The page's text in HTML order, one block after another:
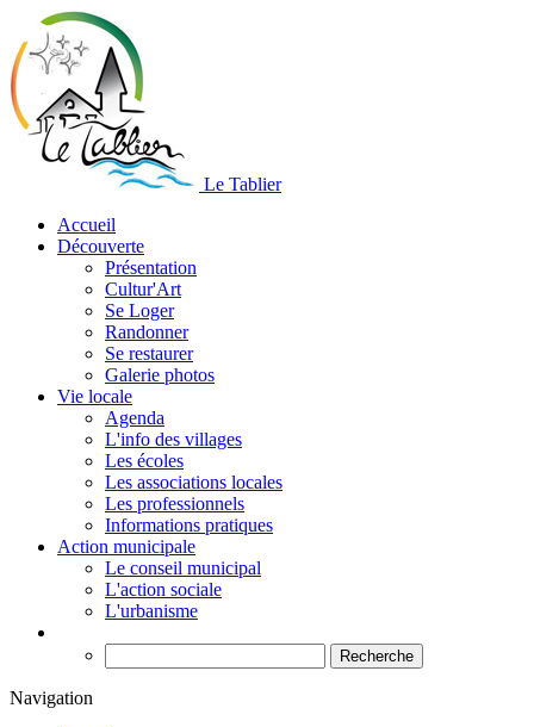
Le Tablier
Accueil
Découverte
Présentation
Cultur'Art
Se Loger
Randonner
Se restaurer
Galerie photos
Vie locale
Agenda
L'info des villages
Les écoles
Les associations locales
Les professionnels
Informations pratiques
Action municipale
Le conseil municipal
L'action sociale
L'urbanisme
Recherche
Navigation